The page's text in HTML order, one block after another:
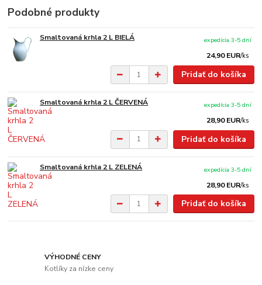
Podobné produkty
Smaltovaná krhla 2 L BIELÁ
24,90 EUR/ks
expedícia 3-5 dní
Pridať do košíka
Smaltovaná krhla 2 L ČERVENÁ
28,90 EUR/ks
expedícia 3-5 dní
Pridať do košíka
Smaltovaná krhla 2 L ZELENÁ
28,90 EUR/ks
expedícia 3-5 dní
Pridať do košíka
VÝHODNÉ CENY
Kotlíky za nízke ceny